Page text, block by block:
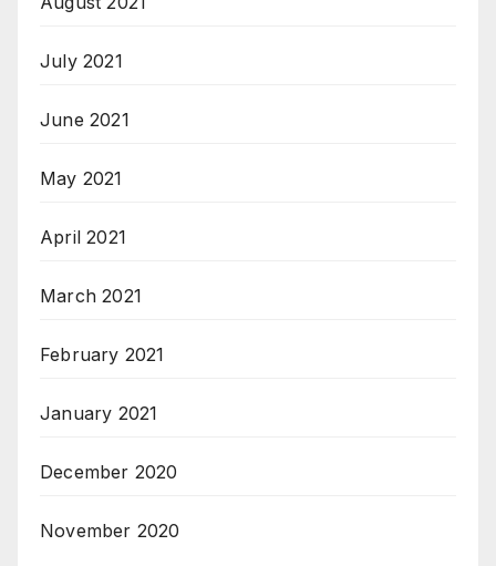
July 2021
June 2021
May 2021
April 2021
March 2021
February 2021
January 2021
December 2020
November 2020